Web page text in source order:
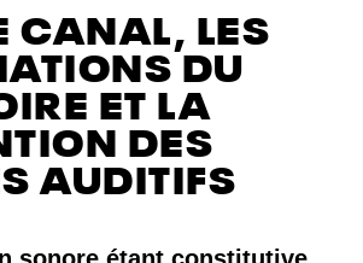
CANAL, LES
DU
ET LA
DES
AUDITIFS